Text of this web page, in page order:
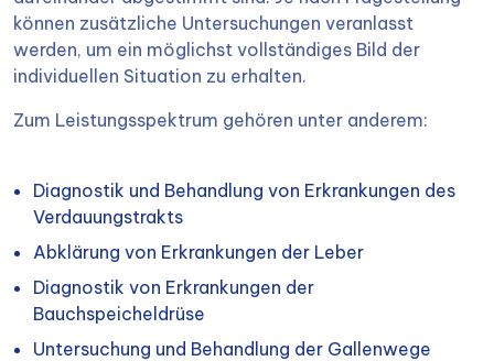
können zusätzliche Untersuchungen veranlasst
werden, um ein möglichst vollständiges Bild der
individuellen Situation zu erhalten.
Zum Leistungsspektrum gehören unter anderem:
Diagnostik und Behandlung von Erkrankungen des
Verdauungstrakts
Abklärung von Erkrankungen der Leber
Diagnostik von Erkrankungen der
Bauchspeicheldrüse
Untersuchung und Behandlung der Gallenwege